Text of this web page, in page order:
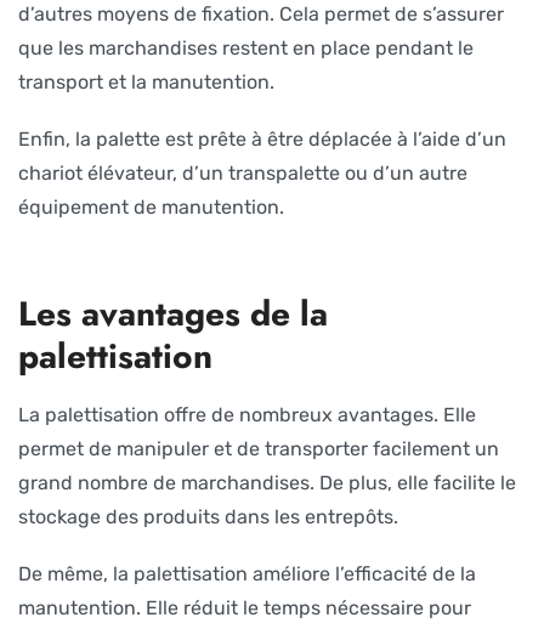
d’autres moyens de fixation. Cela permet de s’assurer
que les marchandises restent en place pendant le
transport et la manutention.
Enfin, la palette est prête à être déplacée à l’aide d’un
chariot élévateur, d’un transpalette ou d’un autre
équipement de manutention.
Les avantages de la
palettisation
La palettisation offre de nombreux avantages. Elle
permet de manipuler et de transporter facilement un
grand nombre de marchandises. De plus, elle facilite le
stockage des produits dans les entrepôts.
De même, la palettisation améliore l’efficacité de la
manutention. Elle réduit le temps nécessaire pour